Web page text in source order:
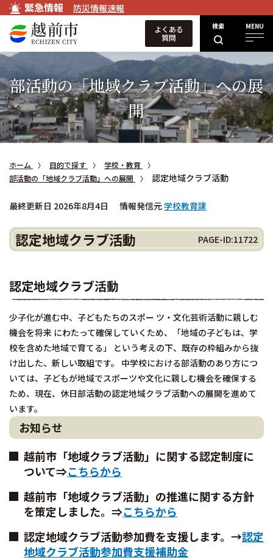
緊急情報 防災情報速報
検索 MENU
よくある
質問
部活動の「地域クラブ活動」への展
開
ホーム 目的で探す
学校・教育
部活動の「地域クラブ活動」への展開
認定地域クラブ活動
最終更新日 2026年8月4日 情報発信元学校教育課
認定地域クラブ活動 PAGE-ID:11722
認定地域クラブ活動
少子化が進む中、子どもたちのスポー ツ・文化芸術活動に親しむ
機会を将来 にわたって確保していくため、「地域の子どもは、学
校を含めた地域で育てる」 という考えの下、既存の枠組みから抜
け出した、新しい取組です。 中学校における部活動のあり方につ
いては、子どもが地域でスポーツや文化に親しむ機会を確保する
ため、現在、休日部活動の認定地域クラブ活動への展開を進めて
います。
お知らせ
越前市「地域クラブ活動」に関する認定制度に
ついて⇒こちらから
越前市「地域クラブ活動」の推進に関する方針
を策定しました。⇒こちらから
認定地域クラブ活動参加費を支援します。→認定
地域クラブ活動参加費支援補助金